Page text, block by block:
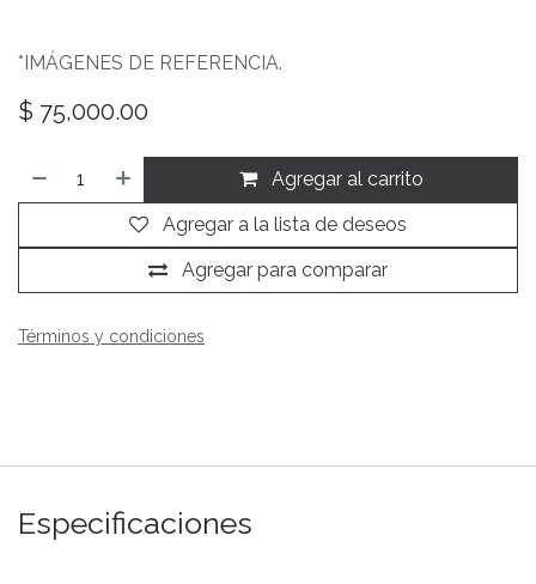
*IMÁGENES DE REFERENCIA.
$ 75,000.00
Agregar al carrito
Agregar para comparar
Agregar a la lista de deseos
Términos y condiciones
Especificaciones